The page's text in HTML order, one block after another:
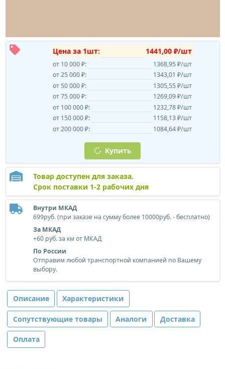
Цена за 1шт: 1441,00 ₽/шт
от 10 000 ₽:
1368,95 ₽/шт
от 25 000 ₽:
1343,01 ₽/шт
от 50 000 ₽:
1305,55 ₽/шт
от 75 000 ₽:
1269,09 ₽/шт
от 100 000 ₽:
1232,78 ₽/шт
от 150 000 ₽:
1158,13 ₽/шт
от 200 000 ₽:
1084,64 ₽/шт
Купить
Товар доступен для заказа.
Срок поставки 1-2 рабочих дня
Внутри МКАД
699руб. (при заказе на сумму более 10000руб. - бесплатно)
За МКАД
+60 руб. за км от МКАД
По России
Отправим любой транспортной компанией по Вашему
выбору.
Описание Характеристики
Сопутствующие товары Аналоги Доставка
Оплата